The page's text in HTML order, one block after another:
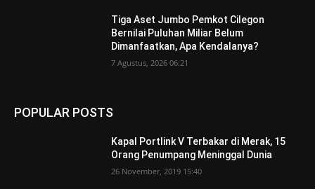
Tiga Aset Jumbo Pemkot Cilegon
Bernilai Puluhan Miliar Belum
Dimanfaatkan, Apa Kendalanya?
7 Agustus, 2026 06:21
POPULAR POSTS
Kapal Portlink V Terbakar di Merak, 15
Orang Penumpang Meninggal Dunia
26 November, 2019 15:40